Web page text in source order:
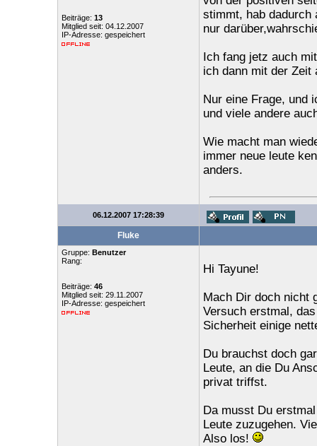
Beiträge: 13
Mitglied seit: 04.12.2007
IP-Adresse: gespeichert
stimmt, hab dadurch
nur
Ich fang jetz auch
ich dann mit der Zeit
Nur eine Frage, und
und viele andere
Wie macht man
immer neue leute
anders.
06.12.2007 17:28:39
Fluke
Gruppe: Benutzer
Rang:
Beiträge: 46
Mitglied seit: 29.11.2007
IP-Adresse: gespeichert
Hi Tayune!
Mach Dir doch nicht
Versuch erstmal,
Sicherheit einige
Du brauchst doch
Leute, an die Du
privat triffst.
Da musst Du
Leute zuzugehen.
Also los!